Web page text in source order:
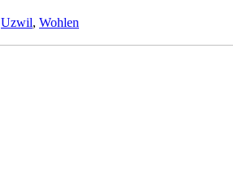
Uzwil, Wohlen